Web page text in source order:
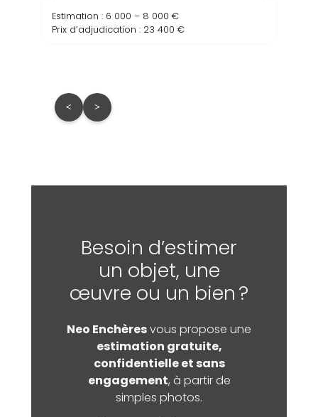
Estimation : 6 000 – 8 000 €
Prix d’adjudication : 23 400 €
< >
Besoin d’estimer
un objet, une
œuvre ou un bien ?
Neo Enchèresvous propose une
estimation gratuite,
confidentielle et sans
engagement, à partir de
simples photos.